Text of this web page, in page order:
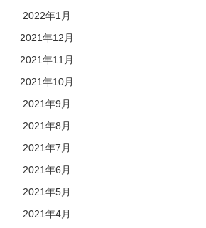
2022年1月
2021年12月
2021年11月
2021年10月
2021年9月
2021年8月
2021年7月
2021年6月
2021年5月
2021年4月